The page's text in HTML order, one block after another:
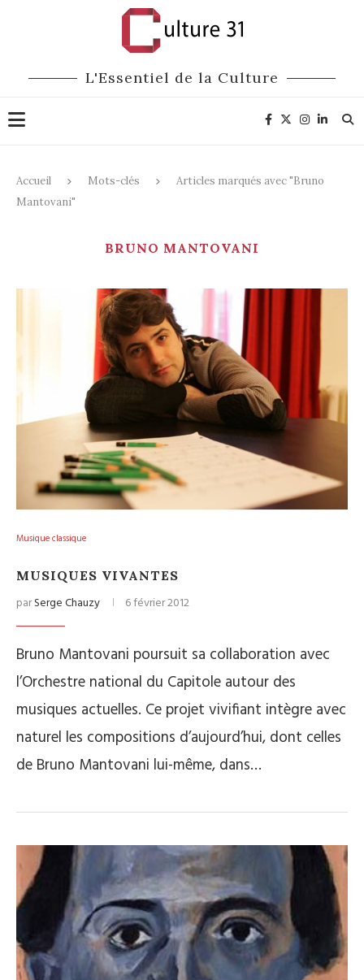
L'Essentiel de la Culture
Accueil Mots-clés
Articles marqués avec "Bruno
Mantovani"
BRUNO MANTOVANI
Musique classique
MUSIQUES VIVANTES
parSerge Chauzy 6 février 2012
Bruno Mantovani poursuit sa collaboration avec
l’Orchestre national du Capitole autour des
musiques actuelles. Ce projet vivifiant intègre avec
naturel les compositions d’aujourd’hui, dont celles
de Bruno Mantovani lui-même, dans…